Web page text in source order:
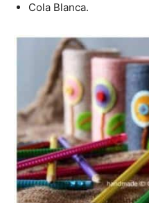
Cola Blanca.